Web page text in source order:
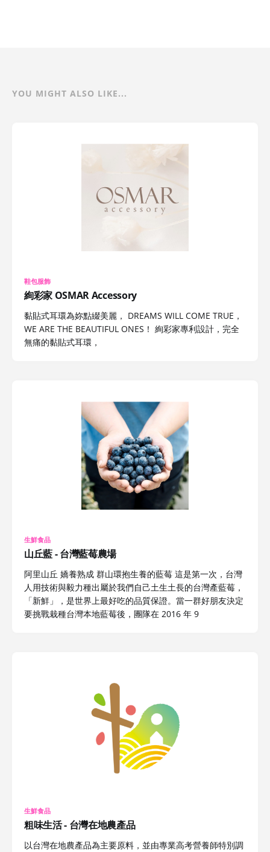
YOU MIGHT ALSO LIKE...
鞋包服飾
絢彩家 OSMAR Accessory
黏貼式耳環為妳點綴美麗， DREAMS WILL COME TRUE，
WE ARE THE BEAUTIFUL ONES！ 絢彩家專利設計，完全
無痛的黏貼式耳環，
生鮮食品
山丘藍 - 台灣藍莓農場
阿里山丘 嬌養熟成 群山環抱生養的藍莓 這是第一次，台灣
人用技術與毅力種出屬於我們自己土生土長的台灣產藍莓，
「新鮮」，是世界上最好吃的品質保證。當一群好朋友決定
要挑戰栽種台灣本地藍莓後，團隊在 2016 年 9
生鮮食品
粗味生活 - 台灣在地農產品
以台灣在地農產品為主要原料，並由專業高考營養師特別調